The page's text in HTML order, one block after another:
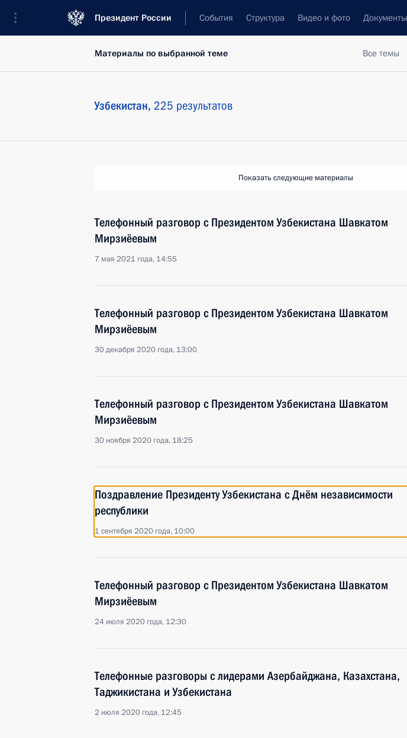
Президент России События Структура Видео и фото Документы
Все темы
Материалы по выбранной теме
Узбекистан, 225 результатов
Показать следующие материалы
Телефонный разговор с Президентом Узбекистана Шавкатом
Мирзиёевым
7 мая 2021 года, 14:55
Телефонный разговор с Президентом Узбекистана Шавкатом
Мирзиёевым
30 декабря 2020 года, 13:00
Телефонный разговор с Президентом Узбекистана Шавкатом
Мирзиёевым
30 ноября 2020 года, 18:25
Поздравление Президенту Узбекистана с Днём независимости
республики
1 сентября 2020 года, 10:00
Телефонный разговор с Президентом Узбекистана Шавкатом
Мирзиёевым
24 июля 2020 года, 12:30
Телефонные разговоры с лидерами Азербайджана, Казахстана,
Таджикистана и Узбекистана
2 июля 2020 года, 12:45